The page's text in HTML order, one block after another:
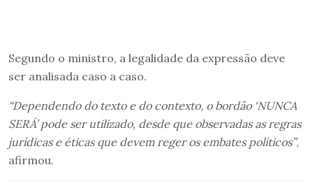
Segundo o ministro, a legalidade da expressão deve
ser analisada caso a caso.
“Dependendo do texto e do contexto, o bordão ‘NUNCA
SERÁ’ pode ser utilizado, desde que observadas as regras
jurídicas e éticas que devem reger os embates políticos”,
afirmou.